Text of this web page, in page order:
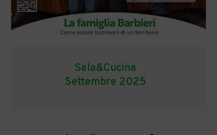
Sala&Cucina
Settembre 2025